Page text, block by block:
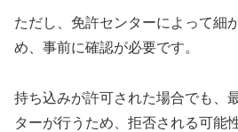
ただし、免許センターによって細
め、事前に確認が必要です。
持ち込みが許可された場合でも、
ターが行うため、拒否される可能